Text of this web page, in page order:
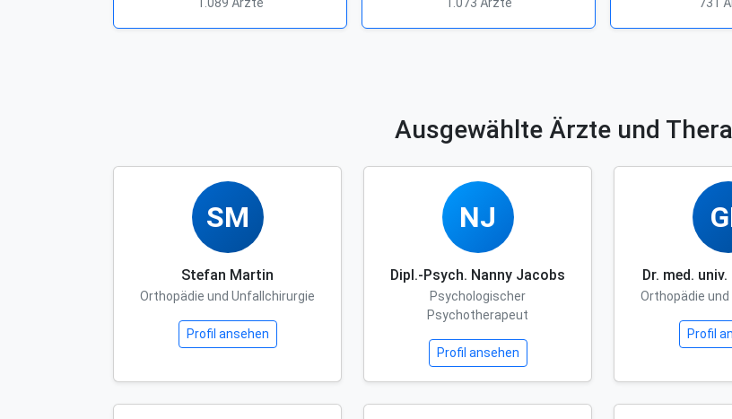
Ausgewählte Ärzte und
SM
Stefan Martin
Orthopädie und Unfallchirurgie
Profil ansehen
NJ
Dipl.-Psych. Nanny Jacobs
Psychologischer
Psychotherapeut
Profil ansehen
Dr. med.
Orthopädie
Profil